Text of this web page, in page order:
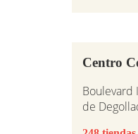
Centro
Boulevard
de